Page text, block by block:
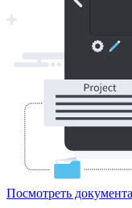
Посмотреть